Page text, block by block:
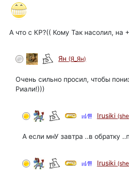
А что с КР?(( Кому Так насолил, на
Ян (Я_Ян)
Очень сильно просил, чтобы
Риали!)))
Irusiki
А если мнУ завтра ..в обратку
Irusiki